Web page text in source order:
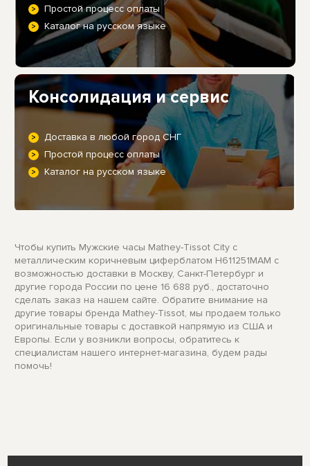
Простой процесс оплаты
Каталог на русском языке
Консолидация и сервис
Доставка в любой город СНГ
Простой процесс оплаты
Каталог на русском языке
Чтобы купить Мужские часы Mathey-Tissot City с
металлическим коричневым циферблатом H611251MAM с
возможностью доставки в Москву, Санкт-Петербург и
другие города России по цене 16 688 руб., достаточно
сделать заказ на нашем сайте. Обратите внимание на
другие товары бренда Mathey-Tissot, мы продаем только
оригинальные товары с доставкой напрямую из США и
Европы. Если у возникли вопросы, обратитесь к
специалистам нашего интернет-магазина, будем рады
помочь!